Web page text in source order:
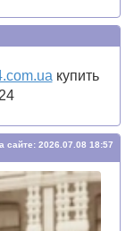
купить
сайте: 2026.07.08 18:57